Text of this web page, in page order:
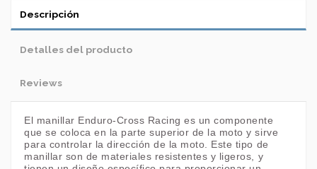
Descripción
Detalles del producto
Reviews
El manillar Enduro-Cross Racing es un componente
que se coloca en la parte superior de la moto y sirve
para controlar la dirección de la moto. Este tipo de
manillar son de materiales resistentes y ligeros, y